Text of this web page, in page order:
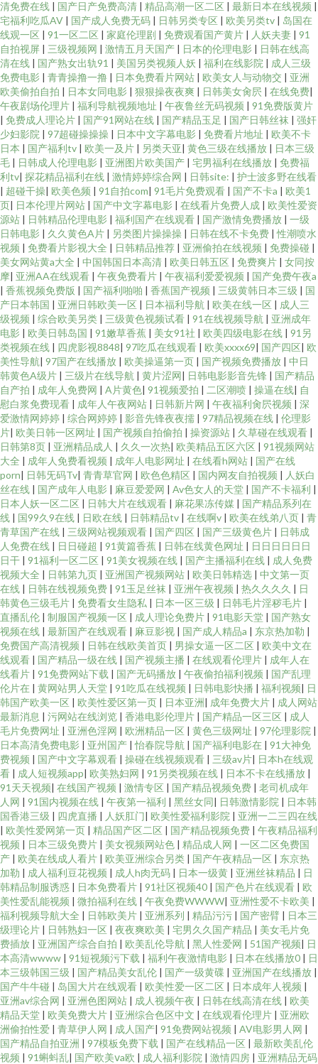
清免费在线 | 国产日产免费高清 | 精品高潮一区二区 | 最新日本在线视频 |
宅福利吃瓜AV | 国产成人免费无码 | 日韩另类专区 | 欧美另类tv | 岛国在
线观一区 | 91一区二区 | 家庭伦理剧 | 免费观看国产黄片 | 人妖夫妻 | 91
自拍视屏 | 三级视频网 | 激情五月天国产 | 日本的伦理电影 | 日韩在线高
清在线 | 国产熟女出轨91 | 美国另类视频人妖 | 福利在线影院 | 成人三级
免费电影 | 青青操撸一撸 | 日本免费看片网站 | 欧美女人与动物交 | 亚洲
欧美偷拍自拍 | 日本女同电影 | 狠狠操夜夜爽 | 日韩美女肏屄 | 在线免费|
午夜剧场伦理片 | 福利导航视频地址 | 午夜鲁丝无码视频 | 91免费版黄片
| 免费成人理论片 | 国产91网站在线 | 国产精品玉足 | 国产日韩丝袜 | 强奸
少妇影院 | 97超碰操操操 | 日本中文字幕电影 | 免费看片地址 | 欧美不卡
日本 | 国产福利tv | 欧美一及片 | 另类天亚| 黄色三级在线播放 | 日本三级
毛 | 日韩成人伦理电影 | 亚洲图片欧美国产 | 宅男福利在线播放 | 免费福
利tv| 探花精品福利在线 | 激情婷婷综合网 | 日韩site: | 护士波多野在线看
| 超碰干操| 欧美色频 | 91自拍com| 91毛片免费观看 | 国产不卡a | 欧美1
页| 日本伦理片网站 | 国产中文字幕电影 | 在线看片免费人成 | 欧美性爱资
源站 | 日韩精品伦理电影 | 福利国产在线观看 | 国产激情免费播放 | 一级
日韩电影 | 久久黄色A片 | 另类图片操操操 | 日韩在线不卡免费 |性潮喷水
视频 | 免费看片影视大全 | 日韩精品推荐 | 亚洲偷拍在线视频 | 免费操碰 |
美女网站黄a大全 | 中国韩国日本高清 | 欧美日韩五区 | 免费爽片 | 女同按
摩| 亚洲AA在线观看 | 午夜免费看片 | 午夜福利爱爱视频 | 国产免费午夜a
| 香蕉视频免费版 | 国产福利啪啪 | 香蕉国产视频 | 三级黄韩日本三级 | 国
产日本韩国 | 亚洲日韩欧美一区 | 日本福利导航 | 欧美在线一区 | 成人三
级视频 | 综合欧美另类 | 三级黄色视频试看 | 91在线视频导航 | 亚洲成年
电影 | 欧美日韩岛国 | 91嫩草香蕉 | 美女91社 | 欧美四级电影在线 | 91另
类视频在线 | 四虎影视8848| 97吃瓜在线观看 | 欧美xxxx69| 国产四区| 欧
美性导航| 97国产在线播放 | 欧美操逼第一页 | 国产视频免费播放 | 中日
韩黄色A级片 | 三级片在线导航 | 黄片涩网| 日韩电影影音先锋 | 国产精品
自产拍 | 成年人免费网 | A片黄色| 91视频爱拍 | 二区潮喷 | 操逼在线| 自
慰白浆免费现看 | 成年人午夜网站 | 日韩新片网 | 午夜福利肏屄视频 | 深
爱激情网婷婷 | 综合网婷婷 | 影音先锋夜夜擩 | 97精品视频在线 | 伦理影
片| 欧美日韩一区网址 | 国产视频自拍偷拍 | 操资源站 | 久草碰在线观看 |
日韩第8页 | 亚洲精品成人 | 久久一次热| 欧美精品五区六区 | 91视频网站
大全 | 成年人免费看视频 | 成年人电影网址 | 在线看h网站 | 国产在线
porn| 日韩旡码Tv| 青青草官网 | 欧色色精区 | 国内网友自拍视频 | 人妖白
丝在线 | 国产成年人电影 | 麻豆爱爱网 | Av色女人的天堂 | 国产不卡福利 |
日本人妖一区二区 | 日韩大片在线观看 | 麻花果冻传媒 | 国产精品系列在
线 | 国99久9在线 | 日欧在线 | 日韩精品tv | 在线啊v | 欧美在线弟八页 | 青
青草国产在线 | 三级网站视频观看 | 国产四区 | 国产三级黄色片 | 日韩成
人免费在线 | 日日碰超 | 91黄篇香蕉 | 日韩在线黄色网址 | 日日日日日日
日干 | 91福利一区二区 | 91美女视频在线 | 国产主播福利在线 | 成人免费
视频大全 | 日韩第九页 | 亚洲国产视频网站 | 欧美日韩精选 | 中文第一页
在线 | 日韩在线视频免费 | 91玉足丝袜 | 亚洲午夜视频 | 热久久久久 | 日
韩黄色三级毛片 | 免费看女生隐私 | 日本一区三级 | 日韩毛片淫秽毛片 |
直播乱伦 | 制服国产视频一区 | 成人理论免费片 | 91电影天堂 | 国产熟女
视频在线 | 最新国产在线观看 | 麻豆影视 | 国产成人精品a | 东京热加勒 |
免费国产高清视频 | 日韩在线欧美首页 | 男操女逼一区二区 | 欧美中文在
线观看 | 国产精品一级在线 | 国产视频主播 | 在线观看伦理片 | 成年人在
线看片 | 91免费网站下载 | 国产无码播放 | 午夜偷拍福利视频 | 国产乱理
伦片在 | 黄网站男人天堂 | 91吃瓜在线视频 | 日韩电影快播 | 福利视频| 日
韩国产欧美一区 | 欧美性爱区第一页 | 日本亚洲| 成年免费大片 | 成人网站
最新消息 | 污网站在线浏览 | 香港电影伦理片 | 国产精品一区三区 | 成人
毛片免费网址 | 亚洲色淫网 | 欧洲精品一区 | 黄色三级网址 | 97伦理影院 |
日本高清免费电影 | 亚州国产 |怡春院导航 | 国产福利电影在 | 91大神免
费视频 | 国产中文字幕观看 | 操碰在线视频观看 | 三级av片| 日本h在线观
看 | 成人短视频app| 欧美熟妇网 | 91另类视频在线 | 日本不卡在线播放 |
91天天视频| 在线国产视频 | 激情专区 | 国产精品视频免费 | 老司机成年
人网 | 91国内视频在线 | 午夜第一福利 | 黑丝女同| 日韩激情影院 | 日本韩
国香港三级 | 四虎直播 | 人妖肛门| 欧美性爱福利影院 | 亚洲一二三四在线
| 欧美性爱网第一页 | 精品国产区二区 | 国产精品视频免费 | 午夜精品福利
视频 | 日本三级免费片 | 美女视频网站色 | 精品成人网 | 一区二区免费国
产 | 欧美在线成人看片 | 欧美亚洲综合另类 | 国产午夜精品一区 | 东京热
加勒 | 成人福利豆花视频 | 成人h肉无码 | 日本一级黄 | 亚洲丝袜精品 | 日
韩精品制服诱惑 | 日本免费看片 | 91社区视频40 | 国产色片在线观看 | 欧
美性爱乱能视频 | 微拍福利在线 | 午夜免费WWWW| 亚洲性爱不卡欧美 |
福利视频导航大全 | 日韩欧美片 | 亚洲系列 | 精品污污 | 国产密臂 | 日本三
级理论片 | 日韩熟妇一区 | 夜夜爽欧美 | 宅男久久国产精品 | 美女毛片免
费插放 | 亚洲国产综合自拍 | 欧美乱伦导航 | 黑人性爱网 | 51国产视频| 日
本高清wwww | 91短视频污下载 | 福利午夜激情电影 | 日本在线播放0 | 日
本三级韩国三级 | 国产精品美女乱伦 | 国产一级黄碟 | 亚洲国产在线播放 |
国产牛牛碰 | 岛国大片在线观看 | 欧美性爱一区二区 | 日本成年人视频 |
亚洲av综合网 | 亚洲色图网站 | 成人视频午夜 | 日韩在线高清在线 | 欧美
精品天堂 | 欧美免费大片 | 亚洲综合色区中文 | 在线观看伦理片 | 亚洲欧
洲偷拍性爱 | 青草伊人网 | 成人国产| 91免费网站视频 | AV电影男人网 |
国产精品自拍亚洲 | 97模板免费下载 | 国产在线精品一区 | 最新欧美乱伦
视频 | 91蝌蚪乱| 国产欧美ⅴa欧 | 成人福利影院 | 激情四房 | 亚洲精品无码